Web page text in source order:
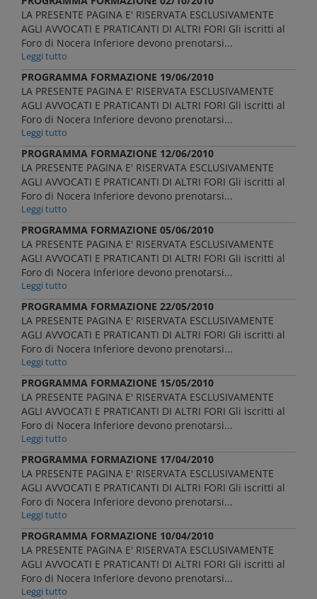
LA PRESENTE PAGINA E' RISERVATA ESCLUSIVAMENTE
AGLI AVVOCATI E PRATICANTI DI ALTRI FORI Gli iscritti al
Foro di Nocera Inferiore devono prenotarsi...
Leggi tutto
PROGRAMMA FORMAZIONE 19/06/2010
LA PRESENTE PAGINA E' RISERVATA ESCLUSIVAMENTE
AGLI AVVOCATI E PRATICANTI DI ALTRI FORI Gli iscritti al
Foro di Nocera Inferiore devono prenotarsi...
Leggi tutto
PROGRAMMA FORMAZIONE 12/06/2010
LA PRESENTE PAGINA E' RISERVATA ESCLUSIVAMENTE
AGLI AVVOCATI E PRATICANTI DI ALTRI FORI Gli iscritti al
Foro di Nocera Inferiore devono prenotarsi...
Leggi tutto
PROGRAMMA FORMAZIONE 05/06/2010
LA PRESENTE PAGINA E' RISERVATA ESCLUSIVAMENTE
AGLI AVVOCATI E PRATICANTI DI ALTRI FORI Gli iscritti al
Foro di Nocera Inferiore devono prenotarsi...
Leggi tutto
PROGRAMMA FORMAZIONE 22/05/2010
LA PRESENTE PAGINA E' RISERVATA ESCLUSIVAMENTE
AGLI AVVOCATI E PRATICANTI DI ALTRI FORI Gli iscritti al
Foro di Nocera Inferiore devono prenotarsi...
Leggi tutto
PROGRAMMA FORMAZIONE 15/05/2010
LA PRESENTE PAGINA E' RISERVATA ESCLUSIVAMENTE
AGLI AVVOCATI E PRATICANTI DI ALTRI FORI Gli iscritti al
Foro di Nocera Inferiore devono prenotarsi...
Leggi tutto
PROGRAMMA FORMAZIONE 17/04/2010
LA PRESENTE PAGINA E' RISERVATA ESCLUSIVAMENTE
AGLI AVVOCATI E PRATICANTI DI ALTRI FORI Gli iscritti al
Foro di Nocera Inferiore devono prenotarsi...
Leggi tutto
PROGRAMMA FORMAZIONE 10/04/2010
LA PRESENTE PAGINA E' RISERVATA ESCLUSIVAMENTE
AGLI AVVOCATI E PRATICANTI DI ALTRI FORI Gli iscritti al
Foro di Nocera Inferiore devono prenotarsi...
Leggi tutto